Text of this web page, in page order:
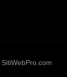
SitiWebPro.com